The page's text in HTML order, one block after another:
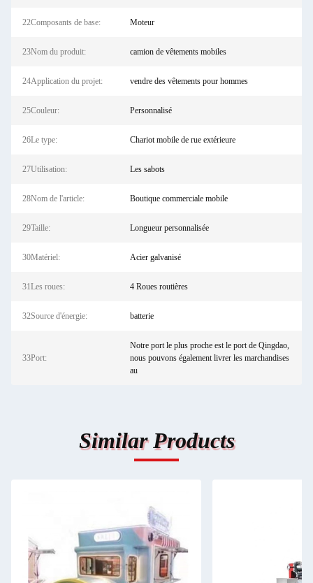
22Composants de base: Moteur
23Nom du produit: camion de vêtements mobiles
24Application du projet: vendre des vêtements pour hommes
25Couleur: Personnalisé
26Le type: Chariot mobile de rue extérieure
27Utilisation: Les sabots
28Nom de l'article: Boutique commerciale mobile
29Taille: Longueur personnalisée
30Matériel: Acier galvanisé
31Les roues: 4 Roues routières
32Source d'énergie: batterie
33Port:
Notre port le plus proche est le port de Qingdao,
nous pouvons également livrer les marchandises
au
Similar Products